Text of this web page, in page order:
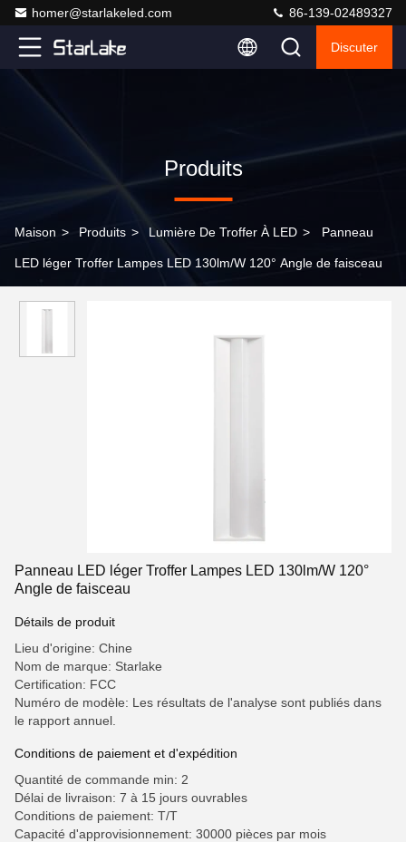
homer@starlakeled.com 86-139-02489327
Discuter
Produits
Maison > Produits > Lumière De Troffer À LED > Panneau
LED léger Troffer Lampes LED 130lm/W 120° Angle de faisceau
Panneau LED léger Troffer Lampes LED 130lm/W 120°
Angle de faisceau
Détails de produit
Lieu d'origine: Chine
Nom de marque: Starlake
Certification: FCC
Numéro de modèle: Les résultats de l'analyse sont publiés dans
le rapport annuel.
Conditions de paiement et d'expédition
Quantité de commande min: 2
Délai de livraison: 7 à 15 jours ouvrables
Conditions de paiement: T/T
Capacité d'approvisionnement: 30000 pièces par mois